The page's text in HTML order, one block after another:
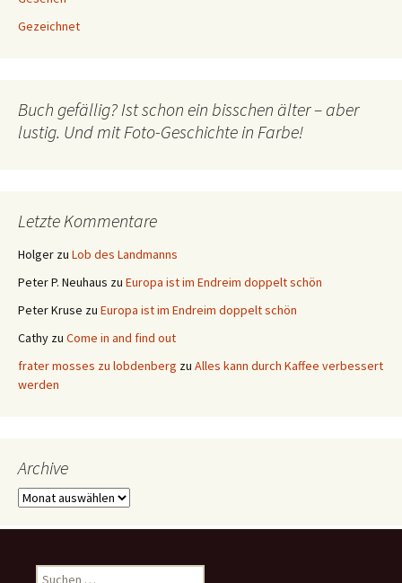
Gezeichnet
Buch gefällig? Ist schon ein bisschen älter – aber
lustig. Und mit Foto-Geschichte in Farbe!
Letzte Kommentare
Holger zu Lob des Landmanns
Peter P. Neuhaus zu Europa ist im Endreim doppelt schön
Peter Kruse zu Europa ist im Endreim doppelt schön
Cathy zu Come in and find out
frater mosses zu lobdenberg zu Alles kann durch Kaffee verbessert
werden
Archive
Archive
Suchen